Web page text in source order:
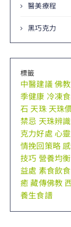
醫美療程
黑巧克力
標籤
中醫建議佛
季健康 冷凍
石 天珠 天珠
禁忌 天珠辨
克力好處 心
情挽回策略
技巧 營養均衡
益處 素食飲食
癒藏傳佛教
養生食譜